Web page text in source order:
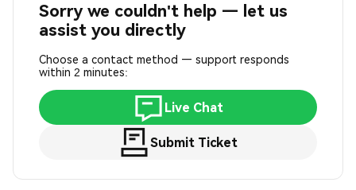
Sorry we couldn't help — let us
assist you directly
Choose a contact method — support responds
within 2 minutes:
Live Chat
Submit Ticket